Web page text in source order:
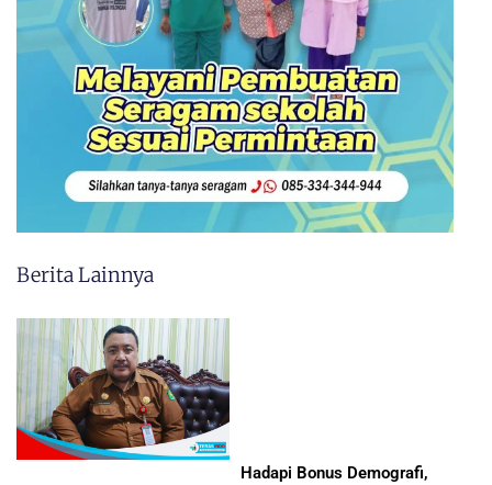
Berita Lainnya
Hadapi Bonus Demografi,